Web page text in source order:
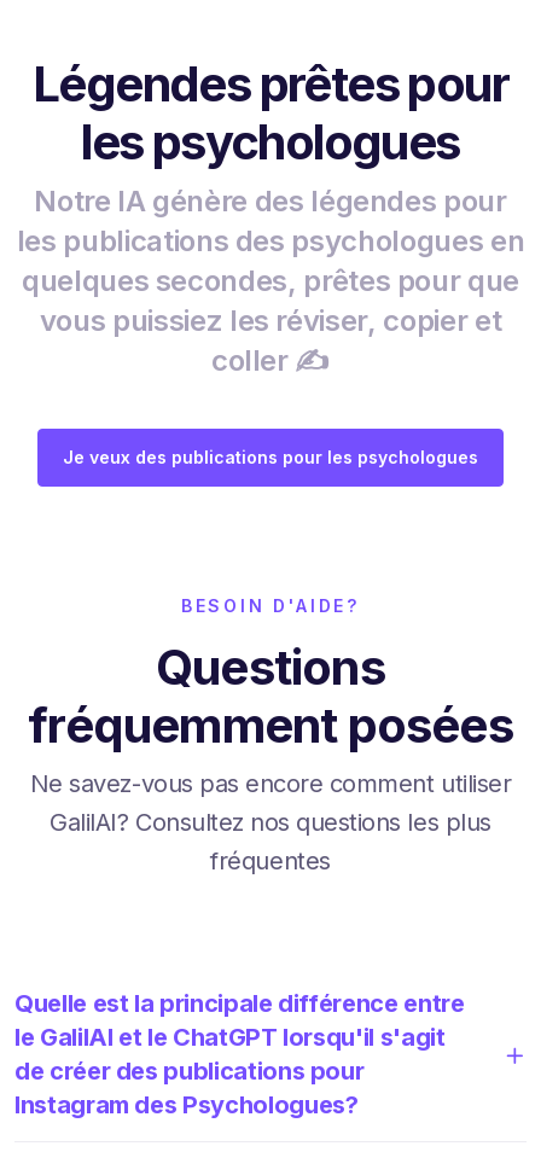
Légendes prêtes pour
les psychologues
Notre IA génère des légendes pour
les publications des psychologues en
quelques secondes, prêtes pour que
vous puissiez les réviser, copier et
coller ✍️
Je veux des publications pour les psychologues
BESOIN D'AIDE?
Questions
fréquemment posées
Ne savez-vous pas encore comment utiliser
GalilAI? Consultez nos questions les plus
fréquentes
Quelle est la principale différence entre
le GalilAI et le ChatGPT lorsqu'il s'agit
de créer des publications pour
Instagram des Psychologues?